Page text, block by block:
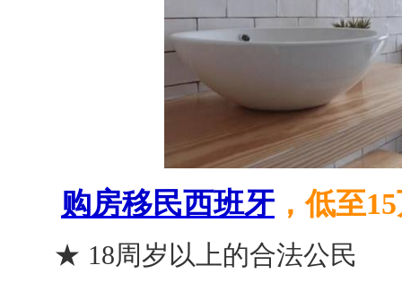
购房移民西班牙 ，低至
★ 18周岁以上的合法公民